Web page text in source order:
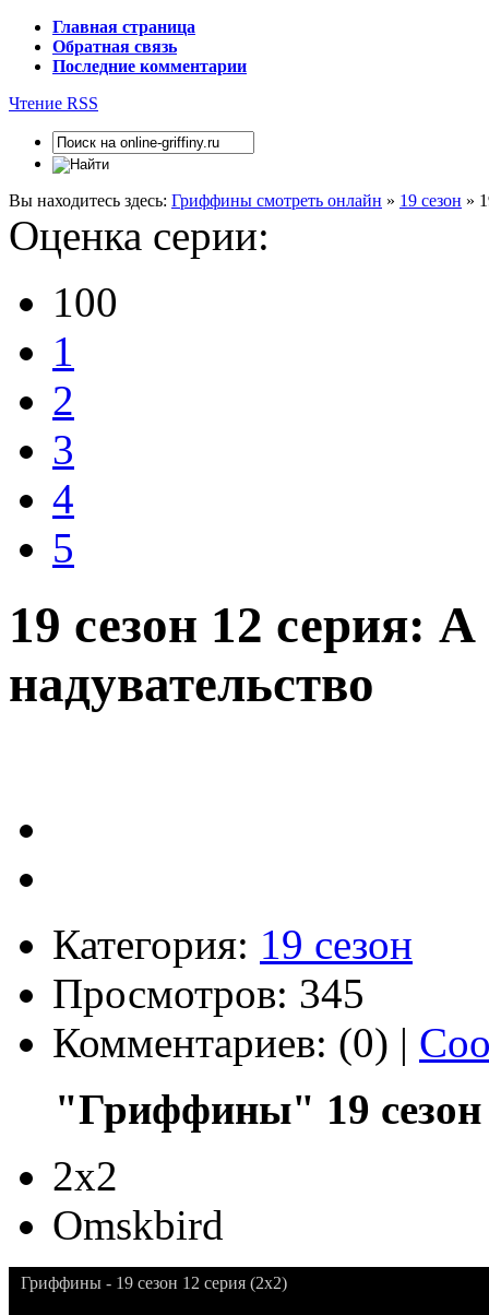
Главная страница
Обратная связь
Последние комментарии
Чтение RSS
Вы находитесь здесь: Гриффины смотреть онлайн » 19 сезон »
Оценка серии:
100
1
2
3
4
5
19 сезон 12 серия:
надувательство
Категория: 19 сезон
Просмотров: 345
Комментариев: (0) |
"Гриффины" 19 сезон
2x2
Omskbird
Гриффины - 19 сезон 12 серия (2x2)